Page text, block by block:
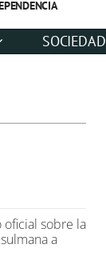
SOCIEDAD
sobre la
a